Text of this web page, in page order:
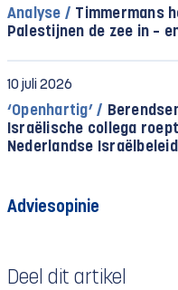
Analyse / Timmermans
Palestijnen de zee in –
10 juli 2026
‘Openhartig’ /
Israëlische collega
Nederlandse Israëlbeleid
Adviesopinie
Deel dit artikel